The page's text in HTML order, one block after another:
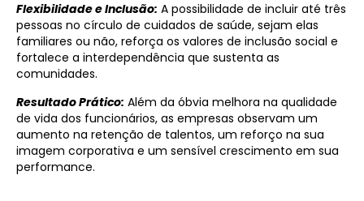
Flexibilidade e Inclusão: A possibilidade de incluir até três
pessoas no círculo de cuidados de saúde, sejam elas
familiares ou não, reforça os valores de inclusão social e
fortalece a interdependência que sustenta as
comunidades.
Resultado Prático: Além da óbvia melhora na qualidade
de vida dos funcionários, as empresas observam um
aumento na retenção de talentos, um reforço na sua
imagem corporativa e um sensível crescimento em sua
performance.